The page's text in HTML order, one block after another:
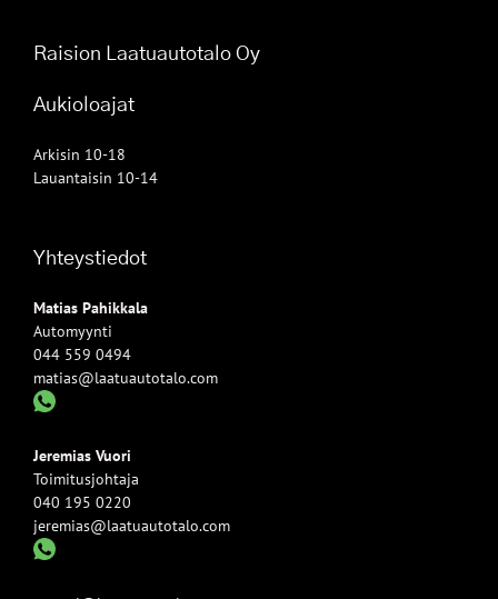
Raision Laatuautotalo Oy
Aukioloajat
Arkisin 10-18
Lauantaisin 10-14
Yhteystiedot
Matias Pahikkala
Automyynti
044 559 0494
matias@laatuautotalo.com
Jeremias Vuori
Toimitusjohtaja
040 195 0220
jeremias@laatuautotalo.com